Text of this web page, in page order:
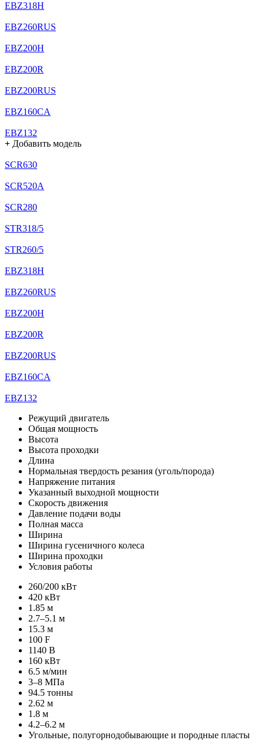
EBZ318H
EBZ260RUS
EBZ200H
EBZ200R
EBZ200RUS
EBZ160CA
EBZ132
+ Добавить модель
SCR630
SCR520A
SCR280
STR318/5
STR260/5
EBZ318H
EBZ260RUS
EBZ200H
EBZ200R
EBZ200RUS
EBZ160CA
EBZ132
Режущий двигатель
Общая мощность
Высота
Высота проходки
Длина
Нормальная твердость резания (уголь/порода)
Напряжение питания
Указанный выходной мощности
Скорость движения
Давление подачи воды
Полная масса
Ширина
Ширина гусеничного колеса
Ширина проходки
Условия работы
260/200 кВт
420 кВт
1.85 м
2.7–5.1 м
15.3 м
100 F
1140 В
160 кВт
6.5 м/мин
3–8 МПа
94.5 тонны
2.62 м
1.8 м
4.2–6.2 м
Угольные, полугорнодобывающие и породные пласты